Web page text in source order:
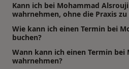
Kann ich bei Mohammad
wahrnehmen, ohne die Praxis zu
Wie kann ich einen Termin bei
buchen?
Wann kann ich einen Termin
wahrnehmen?